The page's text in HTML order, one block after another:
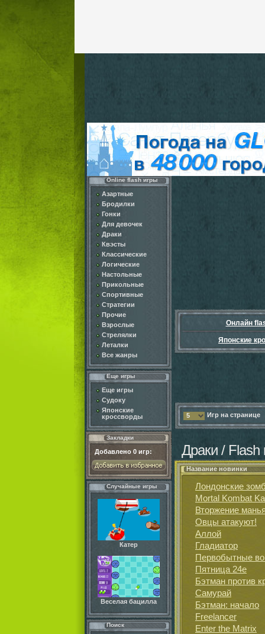
Online flash игры
Азартные
Бродилки
Гонки
Для девочек
Драки
Квэсты
Классические
Логические
Настольные
Прикольные
Спортивные
Стратегии
Прочие
Взрослые
Стрелялки
Леталки
Все жанры
Еще игры
Еще игры
Судоку
Японские
кроссворды
Закладки
Добавлено 0 игр:
Случайные игры
Катер
Веселая бацилла
Поиск
Онлайн
Японские
5 Игр на странице
Драки / Flash
Название новинки
Лондонские
Mortal Kombat
Вторжение
Овцы атакуют!
Аллой
Гладиатор
Первобытные
Пятница 24е
Бэтман против
Самурай
Бэтман: начало
Freelancer
Enter the Matrix